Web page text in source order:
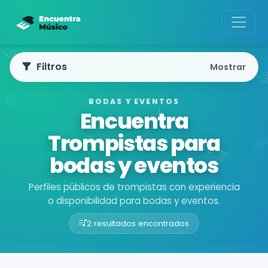
BODAS Y EVENTOS
Encuentra
Trompistas para
bodas y eventos
Perfiles públicos de trompistas con experiencia
o disponibilidad para bodas y eventos.
2 resultados encontrados
Buscador de músicos
Filtros Mostrar